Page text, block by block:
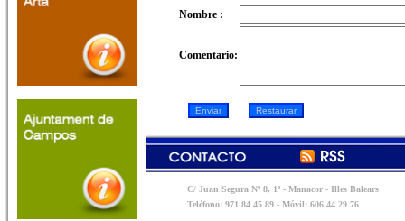
Nombre :
Comentario:
C/ Juan Segura Nº 8, 1º - Manacor - Illes Balears
Teléfono: 971 84 45 89 - Móvil: 606 44 29 76